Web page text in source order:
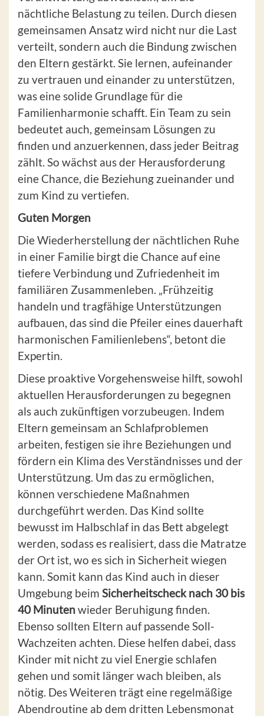
nächtliche Belastung zu teilen. Durch diesen
gemeinsamen Ansatz wird nicht nur die Last
verteilt, sondern auch die Bindung zwischen
den Eltern gestärkt. Sie lernen, aufeinander
zu vertrauen und einander zu unterstützen,
was eine solide Grundlage für die
Familienharmonie schafft. Ein Team zu sein
bedeutet auch, gemeinsam Lösungen zu
finden und anzuerkennen, dass jeder Beitrag
zählt. So wächst aus der Herausforderung
eine Chance, die Beziehung zueinander und
zum Kind zu vertiefen.
Guten Morgen
Die Wiederherstellung der nächtlichen Ruhe
in einer Familie birgt die Chance auf eine
tiefere Verbindung und Zufriedenheit im
familiären Zusammenleben. „Frühzeitig
handeln und tragfähige Unterstützungen
aufbauen, das sind die Pfeiler eines dauerhaft
harmonischen Familienlebens“, betont die
Expertin.
Diese proaktive Vorgehensweise hilft, sowohl
aktuellen Herausforderungen zu begegnen
als auch zukünftigen vorzubeugen. Indem
Eltern gemeinsam an Schlafproblemen
arbeiten, festigen sie ihre Beziehungen und
fördern ein Klima des Verständnisses und der
Unterstützung. Um das zu ermöglichen,
können verschiedene Maßnahmen
durchgeführt werden. Das Kind sollte
bewusst im Halbschlaf in das Bett abgelegt
werden, sodass es realisiert, dass die Matratze
der Ort ist, wo es sich in Sicherheit wiegen
kann. Somit kann das Kind auch in dieser
Umgebung beim Sicherheitscheck nach 30 bis
40 Minutenwieder Beruhigung finden.
Ebenso sollten Eltern auf passende Soll-
Wachzeiten achten. Diese helfen dabei, dass
Kinder mit nicht zu viel Energie schlafen
gehen und somit länger wach bleiben, als
nötig. Des Weiteren trägt eine regelmäßige
Abendroutine ab dem dritten Lebensmonat